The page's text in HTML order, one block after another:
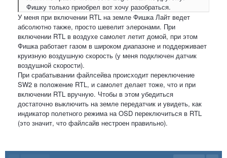
Фишку только приобрел вот хочу разобраться.
У меня при включении RTL на земле Фишка Лайт ведет
абсолютно также, просто шевелит элеронами. При
включении RTL в воздухе самолет летит домой, при этом
Фишка работает газом в широком диапазоне и поддерживает
круизную воздушную скорость (у меня подключен датчик
воздушной скорости).
При срабатывании файлсейва происходит переключение
SW2 в положение RTL, и самолет делает тоже, что и при
включении RTL вручную. Чтобы в этом убедиться
достаточно выключить на земле передатчик и увидеть, как
индикатор полетного режима на OSD переключиться в RTL
(это значит, что файлсайв нестроен правильно).